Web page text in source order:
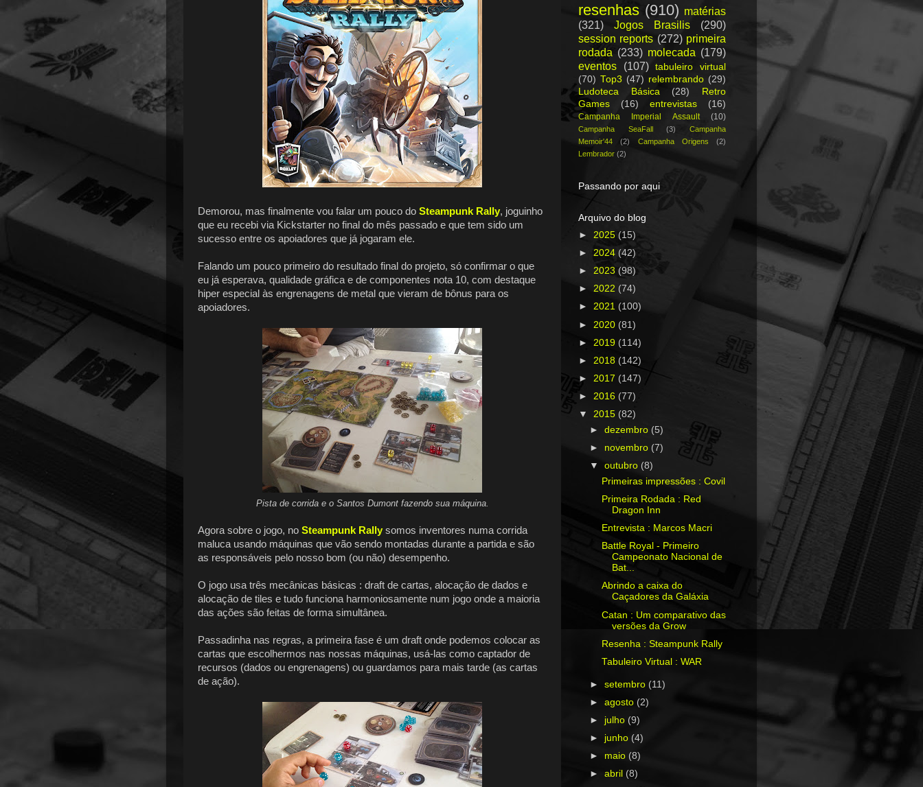
Demorou, mas finalmente vou falar um pouco do Steampunk Rally, joguinho
que eu recebi via Kickstarter no final do mês passado e que tem sido um
sucesso entre os apoiadores que já jogaram ele.
Falando um pouco primeiro do resultado final do projeto, só confirmar o que
eu já esperava, qualidade gráfica e de componentes nota 10, com destaque
hiper especial às engrenagens de metal que vieram de bônus para os
apoiadores.
Pista de corrida e o Santos Dumont fazendo sua máquina.
Agora sobre o jogo, no Steampunk Rally somos inventores numa corrida
maluca usando máquinas que vão sendo montadas durante a partida e são
as responsáveis pelo nosso bom (ou não) desempenho.
O jogo usa três mecânicas básicas : draft de cartas, alocação de dados e
alocação de tiles e tudo funciona harmoniosamente num jogo onde a maioria
das ações são feitas de forma simultânea.
Passadinha nas regras, a primeira fase é um draft onde podemos colocar as
cartas que escolhermos nas nossas máquinas, usá-las como captador de
recursos (dados ou engrenagens) ou guardamos para mais tarde (as cartas
de ação).
resenhas (910) matérias
(321)
Jogos Brasilis
(290)
session reports (272) primeira
rodada (233) molecada (179)
eventos
(107)
tabuleiro virtual
(70) Top3 (47) relembrando (29)
Ludoteca Básica
(28)
Retro
Games
(16) entrevistas (16)
Campanha Imperial Assault (10)
Campanha SeaFall (3)
Campanha
Memoir'44
(2) Campanha Origens
(2)
Lembrador (2)
Passando por aqui
Arquivo do blog
► 2025 (15)
► 2024 (42)
► 2023 (98)
► 2022 (74)
► 2021 (100)
► 2020 (81)
► 2019 (114)
► 2018 (142)
► 2017 (147)
► 2016 (77)
▼ 2015 (82)
►dezembro (5)
► novembro (7)
▼outubro (8)
Primeiras impressões : Covil
Primeira Rodada : Red
Dragon Inn
Entrevista : Marcos Macri
Battle Royal - Primeiro
Campeonato Nacional de
Bat...
Abrindo a caixa do
Caçadores da Galáxia
Catan : Um comparativo das
versões da Grow
Resenha : Steampunk Rally
Tabuleiro Virtual : WAR
►setembro (11)
►agosto (2)
► julho (9)
► junho (4)
► maio (8)
►abril (8)